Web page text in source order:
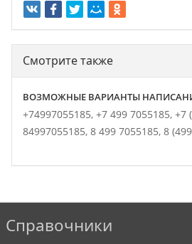
Смотрите также
ВОЗМОЖНЫЕ ВАРИАНТЫ
+74997055185, +7 499 7055185, +7
84997055185, 8 499 7055185, 8
Справочники